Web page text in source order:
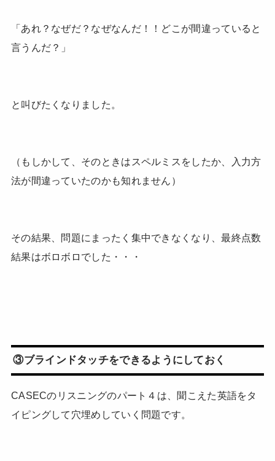
「あれ？なぜだ？なぜなんだ！！どこが間違っていると
言うんだ？」
と叫びたくなりました。
（もしかして、そのときはスペルミスをしたか、入力方
法が間違っていたのかも知れません）
その結果、問題にまったく集中できなくなり、最終点数
結果はボロボロでした・・・
③ブラインドタッチをできるようにしておく
CASECのリスニングのパート４は、聞こえた英語をタ
イピングして穴埋めしていく問題です。